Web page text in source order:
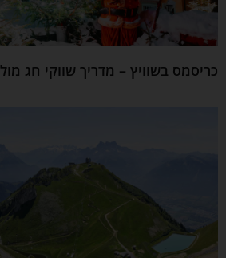
כריסמס בשוויץ – מדריך שווקי חג מולד